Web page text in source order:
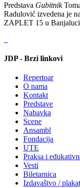
Predstava Gubitnik
Radulović izvedena je
ZAPLET 15 u
JDP - Brzi linkovi
Repertoar
O nama
Kontakt
Predstave
Nabavka
Scene
Ansambl
Fondacija
UTE
Praksa i
Vesti
Biletarnica
Izdavaštvo /